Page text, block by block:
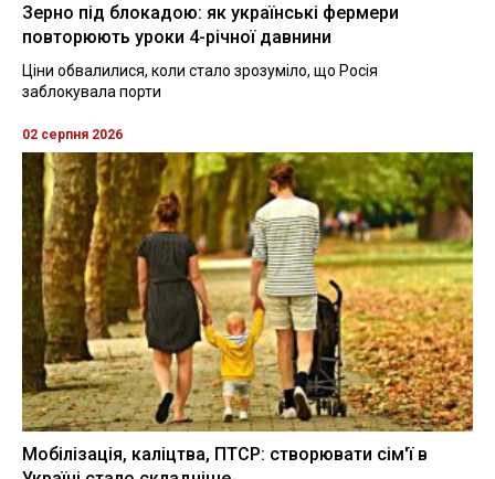
Зерно під блокадою: як українські фермери
повторюють уроки 4-річної давнини
Ціни обвалилися, коли стало зрозуміло, що Росія
заблокувала порти
02 серпня 2026
Мобілізація, каліцтва, ПТСР: створювати сім'ї в